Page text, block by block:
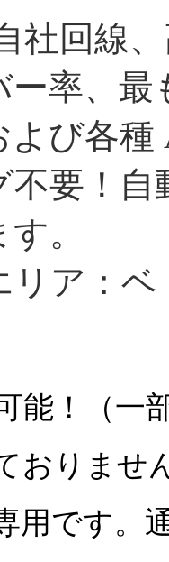
社回線
ー率、最
よび各
不要！
。
リア：ベ
能！（一
おりませ
用です。